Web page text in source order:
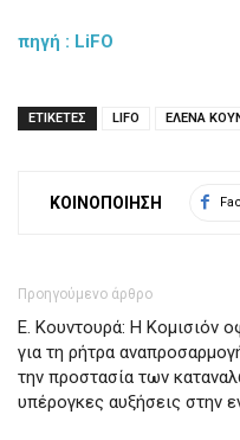
πηγή : LiFO
ΕΤΙΚΕΤΕΣ LIFO ΕΛΕΝΑ
ΚΟΙΝΟΠΟΙΗΣΗ
Προηγούμενο άρθρο
Ε. Κουντουρά: Η Κομισιόν
για τη ρήτρα
την προστασία των
υπέρογκες αυξήσεις στην